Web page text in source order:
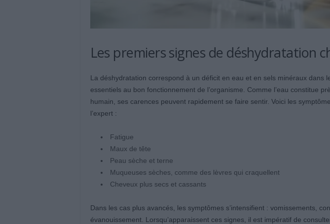
Les premiers signes de déshydratation
La déshydratation correspond à un déficit en eau et en sels minéraux dans
essentiels au bon fonctionnement de l’organisme. Comme l’eau constitue
humain, ses carences peuvent rapidement se faire sentir. Voici les
l’expert :
Fatigue
Maux de tête
Peau sèche et terne
Muqueuses sèches, comme des lèvres qui craquellent
Cheveux plus secs et cassants
Dans les cas plus avancés, les symptômes s’intensifient : vomissements,
évanouissement. Lorsqu’apparaissent ces signes, il est impératif de